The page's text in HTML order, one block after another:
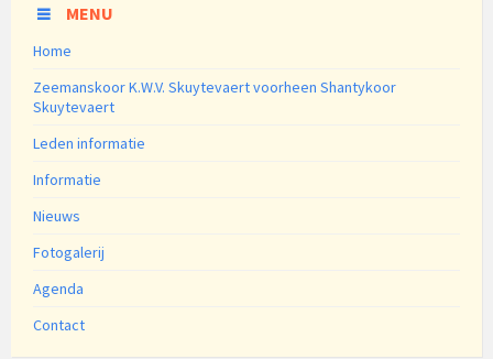
MENU
Home
Zeemanskoor K.W.V. Skuytevaert voorheen Shantykoor
Skuytevaert
Leden informatie
Informatie
Nieuws
Fotogalerij
Agenda
Contact